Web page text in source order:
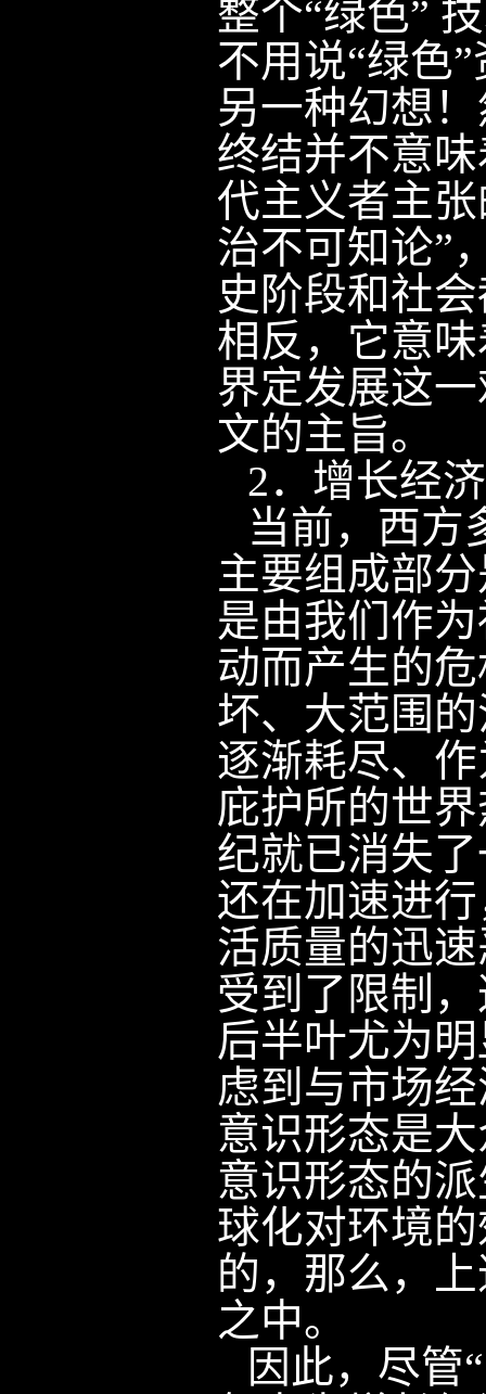
整个“绿色”
不用说“绿色
另一种幻想
终结并不意
代主义者主
治不可知论”
史阶段和社
相反，它意
界定发展这
文的主旨。
2．增长经
当前，西方
主要组成部
是由我们作
动而产生的
坏、大范围
逐渐耗尽、
庇护所的世
纪就已消失
还在加速进
活质量的迅
受到了限制
后半叶尤为
虑到与市场
意识形态是
意识形态的
球化对环境
的，那么，
之中。
因此，尽管